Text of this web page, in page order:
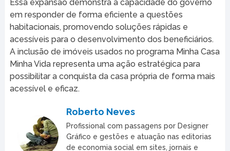
Essa expansão demonstra a capacidade do governo
em responder de forma eficiente a questões
habitacionais, promovendo soluções rápidas e
acessíveis para o desenvolvimento dos beneficiários.
A inclusão de imóveis usados no programa Minha Casa
Minha Vida representa uma ação estratégica para
possibilitar a conquista da casa própria de forma mais
acessível e eficaz.
Roberto Neves
Profissional com passagens por Designer
Gráfico e gestões e atuação nas editorias
de economia social em sites, jornais e